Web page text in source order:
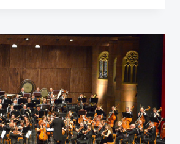
–
КОНФЕРЕНЦИЈА
ЗА
НОВИНАРЕ